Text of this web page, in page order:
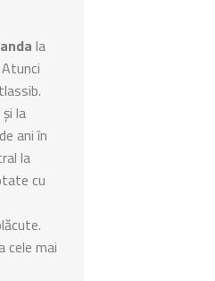
la
la
ani în
la
cu
cele mai